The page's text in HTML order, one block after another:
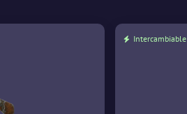
Intercambiable